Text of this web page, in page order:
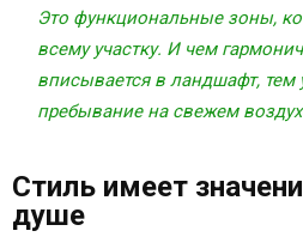
Это функциональные зоны,
всему участку. И чем
вписывается в ландшафт, тем
пребывание на свежем
Стиль имеет
душе